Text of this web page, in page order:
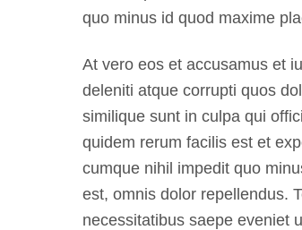
quo minus id quod maxime
At vero eos et accusamus et
deleniti atque corrupti quos
similique sunt in culpa qui
quidem rerum facilis est et
cumque nihil impedit quo
est, omnis dolor repellendus.
necessitatibus saepe eveniet